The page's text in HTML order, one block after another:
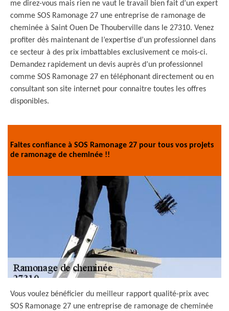
me direz-vous mais rien ne vaut le travail bien fait d’un expert
comme SOS Ramonage 27 une entreprise de ramonage de
cheminée à Saint Ouen De Thouberville dans le 27310. Venez
profiter dès maintenant de l’expertise d’un professionnel dans
ce secteur à des prix imbattables exclusivement ce mois-ci.
Demandez rapidement un devis auprès d’un professionnel
comme SOS Ramonage 27 en téléphonant directement ou en
consultant son site internet pour connaitre toutes les offres
disponibles.
Faites confiance à SOS Ramonage 27 pour tous vos projets
de ramonage de cheminée !!
Vous voulez bénéficier du meilleur rapport qualité-prix avec
SOS Ramonage 27 une entreprise de ramonage de cheminée